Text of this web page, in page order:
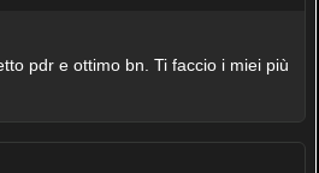
pdr e ottimo bn. Ti faccio i miei più